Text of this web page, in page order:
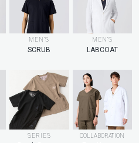
MEN’S
SCRUB
MEN’S
LABCOAT
SERIES COLLABORATION